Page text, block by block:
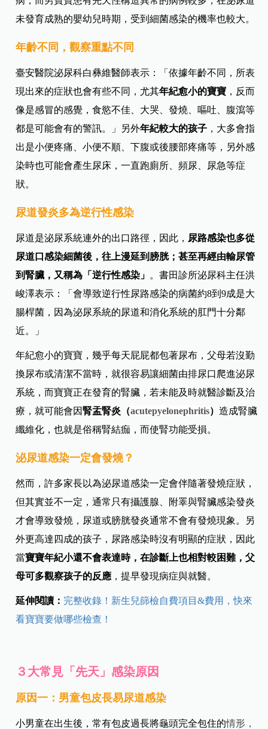
未發育成熟的嬰幼兒時期，受到細菌感染的機率也較大。
年齡不同，觀察重點不同
臺安醫院泌尿科白彝維醫師表示：「依據年齡不同，所表
現出來的症狀也會有些不同，尤其年紀愈小的寶寶 ，反而
像是感冒的感覺，食慾不佳、大哭、發燒、嘔吐、腹瀉等
都是可能會有的警訊。」另外年紀較大的孩子 ，大多會指
出是小便疼痛、小便不順、下腹或後腰部疼痛等，另外感
染時也可能會產生尿床，一直跑廁所、頻尿、尿急等症
狀。
尿道發炎多為逆行性感染
尿道是泌尿系統連外的出口路徑，因此， 尿路感染也多從
尿道口感染細菌後，往上漫延到膀胱；甚至再經由輸尿管
到腎臟，又稱為「逆行性感染」 。書田診所泌尿科主任洪
峻澤表示：「會導致逆行性尿路感染的病菌約8到9成是大
腸桿菌，因為泌尿系統的尿道和消化系統的肛門十分鄰
近。」
年紀愈小的寶寶，幾乎每天屁屁都包著尿布，父母若沒勤
換尿布或清潔不當時，就很容易讓細菌由排尿口爬進泌尿
系統，而寶寶正在發育的腎臟，若未能及時就醫診斷及治
療，就可能會因腎盂腎炎（acutepyelonephritis）造成腎臟
纖維化，也就是俗稱腎結痂，而使腎功能受損。
泌尿道感染一定會發燒？
然而，許多家長以為泌尿道感染一定會伴隨著發燒症狀，
但其實並不一定，通常只有攝護腺、附睪與腎臟感染發炎
才會導致發燒，尿道或膀胱發炎通常不會有發燒現象。另
外更高達四成的孩子，尿路感染時沒有明顯的症狀，因此
當寶寶年紀小還不會表達時，在診斷上也相對較困難，父
母可多觀察孩子的反應 ，提早發現病症與就醫。
延伸閱讀： 完整收錄！新生兒篩檢自費項目&費用，快來
看寶寶要做哪些檢查！
３大常見「先天」感染原因
原因一：男童包皮長易尿道感染
小男童在出生後，常有包皮過長將龜頭完全包住的情形，